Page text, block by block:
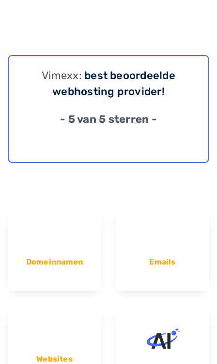
Vimexx: best beoordeelde
webhosting provider!
- 5 van 5 sterren -
Domeinnamen Emails
Websites